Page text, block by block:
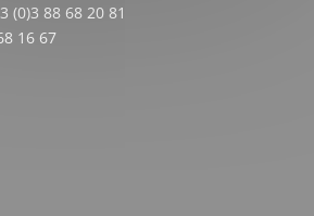
(0)3 88 68 20 81
16 67